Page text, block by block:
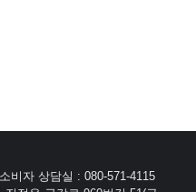
비자 상담실 : 080-571-4115